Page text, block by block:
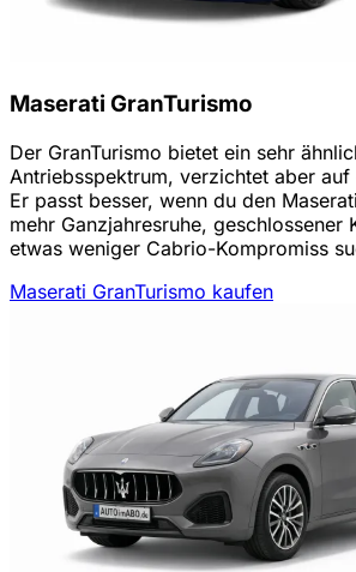
Maserati GranTurismo
Der GranTurismo bietet ein sehr
Antriebsspektrum, verzichtet aber
Er passt besser, wenn du den
mehr Ganzjahresruhe, geschlossener
etwas weniger Cabrio-Kompromiss
Maserati GranTurismo kaufen